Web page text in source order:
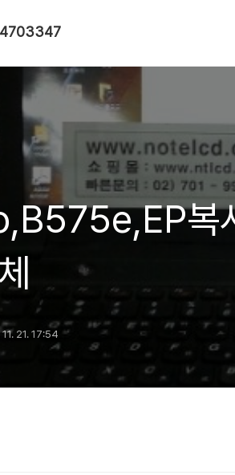
복
21. 17:54